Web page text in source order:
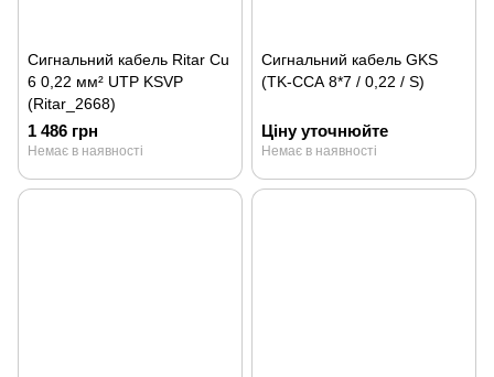
Сигнальний кабель Ritar Cu
6 0,22 мм² UTP KSVP
(Ritar_2668)
1 486 грн
Немає в наявності
Сигнальний кабель GKS
(TK-ССА 8*7 / 0,22 / S)
Ціну уточнюйте
Немає в наявності